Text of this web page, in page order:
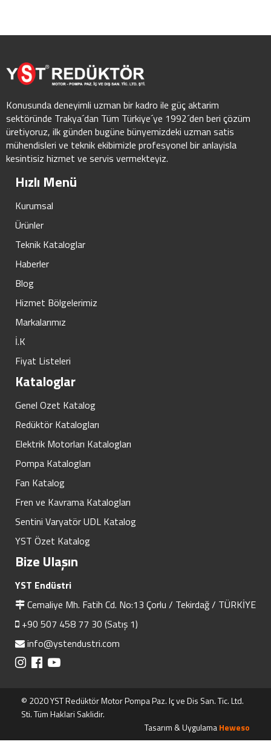
Konusunda deneyimli uzman bir kadro ile güç aktarim
sektöründe Trakya´dan Tüm Türkiye´ye 1992´den beri çözüm
üretiyoruz, ilk günden bugüne bünyemizdeki uzman satis
mühendisleri ve teknik ekibimizle profesyonel bir anlayisla
kesintisiz hizmet ve servis vermekteyiz.
Hızlı Menü
Kurumsal
Ürünler
Teknik Kataloglar
Haberler
Blog
Hizmet Bölgelerimiz
Markalarımız
İ.K
Fiyat Listeleri
Kataloglar
Genel Ozet Katalog
Redüktör Katalogları
Elektrik Motorları Katalogları
Pompa Katalogları
Fan Katalog
Fren ve Kavrama Katalogları
Sentini Varyatör UDL Katalog
YST Özet Katalog
Bize Ulaşın
YST Endüstri
Cemaliye Mh. Fatih Cd. No:13 Çorlu / Tekirdağ / TÜRKİYE
+90 507 458 77 30 (Satış 1)
info@ystendustri.com
© 2020 YST Redüktör Motor Pompa Paz. Iç ve Dis San. Tic. Ltd.
Sti. Tüm Haklari Saklidir.
Tasarım & UygulamaHeweso